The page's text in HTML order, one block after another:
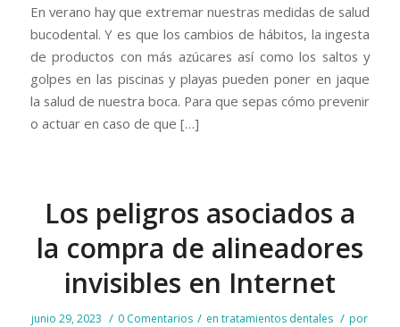
En verano hay que extremar nuestras medidas de salud
bucodental. Y es que los cambios de hábitos, la ingesta
de productos con más azúcares así como los saltos y
golpes en las piscinas y playas pueden poner en jaque
la salud de nuestra boca. Para que sepas cómo prevenir
o actuar en caso de que […]
Los peligros asociados a
la compra de alineadores
invisibles en Internet
junio 29, 2023 / 0 Comentarios / entratamientos dentales / por